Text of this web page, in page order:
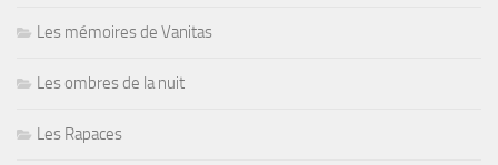
Les mémoires de Vanitas
Les ombres de la nuit
Les Rapaces